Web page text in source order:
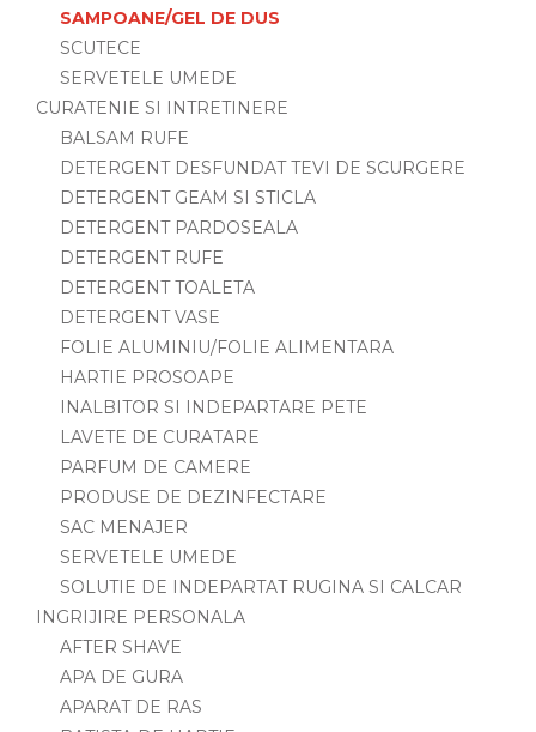
SAMPOANE/GEL DE DUS
SCUTECE
SERVETELE UMEDE
CURATENIE SI INTRETINERE
BALSAM RUFE
DETERGENT DESFUNDAT TEVI DE SCURGERE
DETERGENT GEAM SI STICLA
DETERGENT PARDOSEALA
DETERGENT RUFE
DETERGENT TOALETA
DETERGENT VASE
FOLIE ALUMINIU/FOLIE ALIMENTARA
HARTIE PROSOAPE
INALBITOR SI INDEPARTARE PETE
LAVETE DE CURATARE
PARFUM DE CAMERE
PRODUSE DE DEZINFECTARE
SAC MENAJER
SERVETELE UMEDE
SOLUTIE DE INDEPARTAT RUGINA SI CALCAR
INGRIJIRE PERSONALA
AFTER SHAVE
APA DE GURA
APARAT DE RAS